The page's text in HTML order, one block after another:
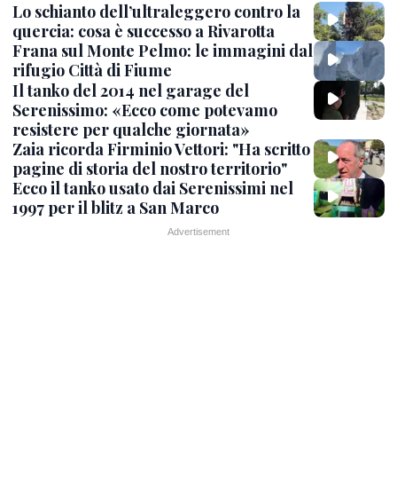
Lo schianto dell’ultraleggero contro la
quercia: cosa è successo a Rivarotta
Frana sul Monte Pelmo: le immagini dal
rifugio Città di Fiume
Il tanko del 2014 nel garage del
Serenissimo: «Ecco come potevamo
resistere per qualche giornata»
Zaia ricorda Firminio Vettori: "Ha scritto
pagine di storia del nostro territorio"
Ecco il tanko usato dai Serenissimi nel
1997 per il blitz a San Marco